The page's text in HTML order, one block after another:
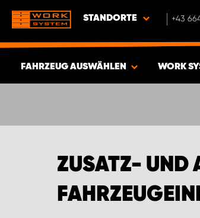
STANDORTE +43
FAHRZEUG AUSWÄHLEN WORK
ZUSATZ- UND